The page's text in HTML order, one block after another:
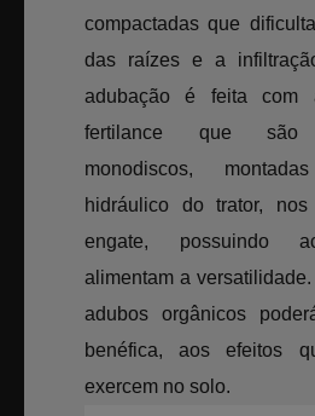
compactadas que
das raízes e a
adubação é feita com
fertilance que são
monodiscos,
hidráulico do trator,
engate, possuindo
alimentam a
adubos orgânicos
benéfica, aos efeitos
exercem no solo.